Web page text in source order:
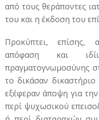
από τους θεράποντες
του και η έκδοση του
Προκύπτει, επίσης,
απόφαση και
πραγματογνωμοσύνης
το δικάσαν
εξέφεραν άποψη για
περί ψυχωσικού